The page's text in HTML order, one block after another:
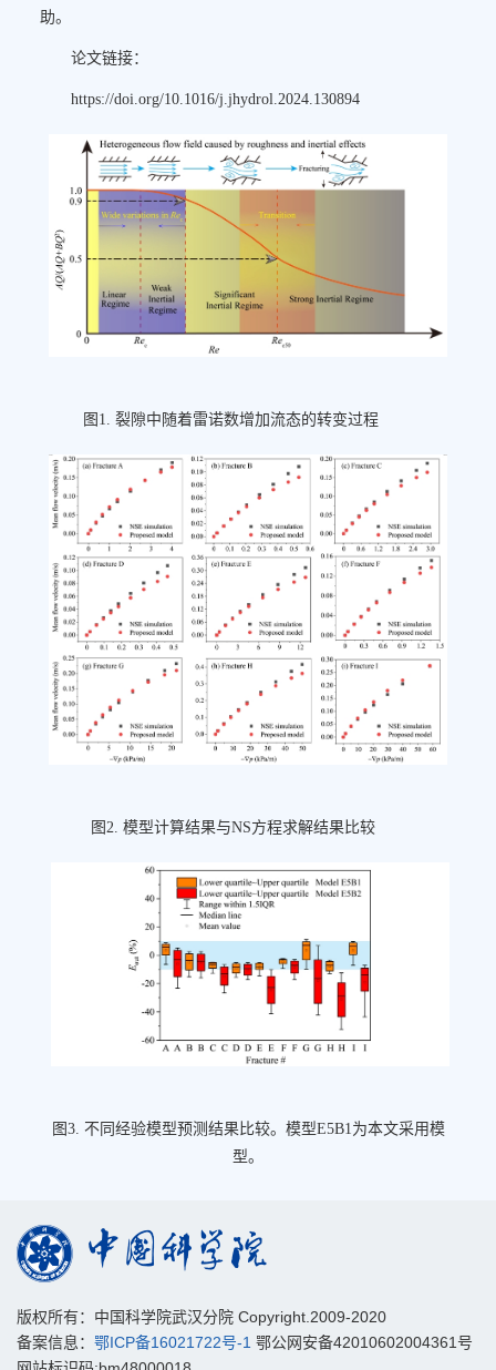
助。
论文链接：
https://doi.org/10.1016/j.jhydrol.2024.130894
图1. 裂隙中随着雷诺数增加流态的转变过程
图2. 模型计算结果与NS方程求解结果比较
图3. 不同经验模型预测结果比较。模型E5B1为本文采用模
型。
版权所有：中国科学院武汉分院 Copyright.2009-2020
备案信息： 鄂ICP备16021722号-1 鄂公网安备42010602004361号